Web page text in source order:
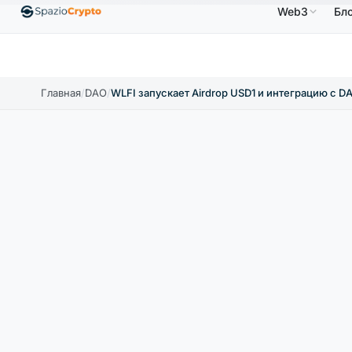
EthereumETH1 880,58 $ ↑0.00% BNB BNB
Web3
Главная/DAO/WLFI запускает Airdrop USD1 и интеграцию с